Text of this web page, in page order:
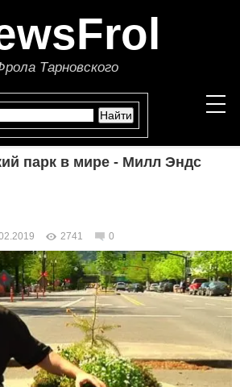
Тарновского
ПОЛИТИКА
ЭКОНОМИКА
В МИРЕ
ОБЩЕСТВО
парк в мире - Милл Эндс
2741 0